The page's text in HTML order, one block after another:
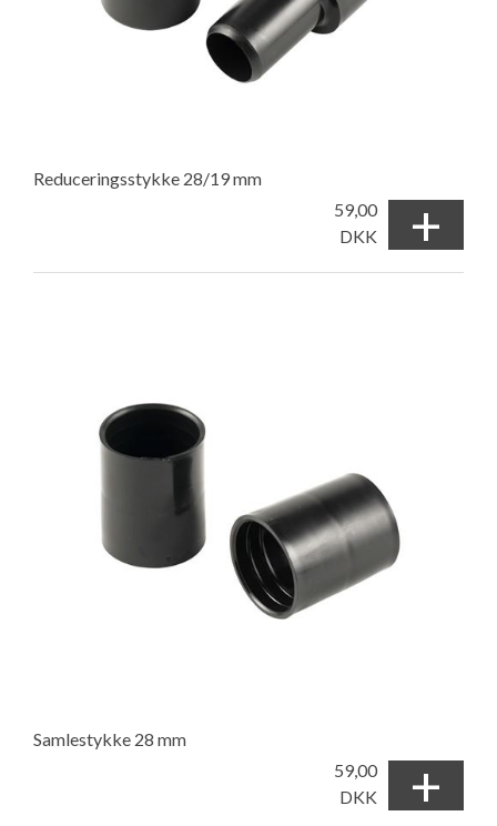
Reduceringsstykke 28/19 mm
59,00
DKK
+
Samlestykke 28 mm
59,00
DKK
+